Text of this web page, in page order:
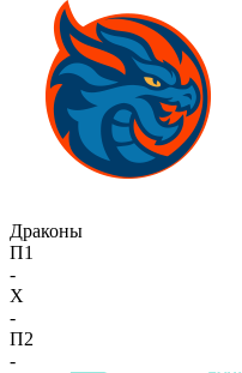
Драконы
П1
-
X
-
П2
-